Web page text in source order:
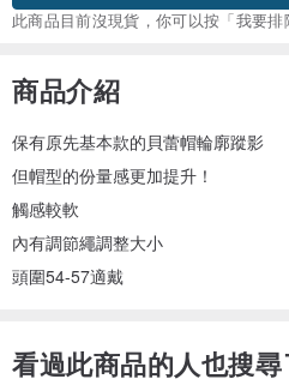
此商品目前沒現貨，你可以按「我要
商品介紹
保有原先基本款的貝蕾帽輪廓蹤影
但帽型的份量感更加提升！
觸感較軟
內有調節繩調整大小
頭圍54-57適戴
看過此商品的人也搜尋